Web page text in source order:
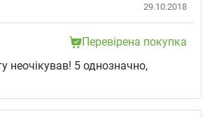
29.10.2018
Перевірена покупка
неочікував! 5 однозначно,